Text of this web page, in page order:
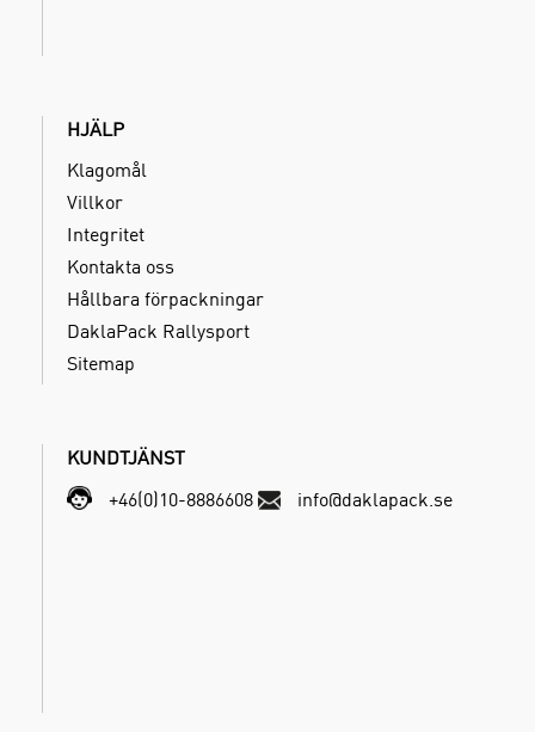
HJÄLP
Klagomål
Villkor
Integritet
Kontakta oss
Hållbara förpackningar
DaklaPack Rallysport
Sitemap
KUNDTJÄNST
+46(0)10-8886608
info@daklapack.se